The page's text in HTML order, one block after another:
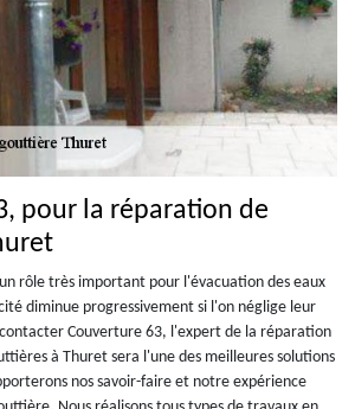
pour la réparation de
rôle très important pour l'évacuation des eaux
diminue progressivement si l'on néglige leur
Couverture 63, l'expert de la réparation
à Thuret sera l'une des meilleures solutions
nos savoir-faire et notre expérience